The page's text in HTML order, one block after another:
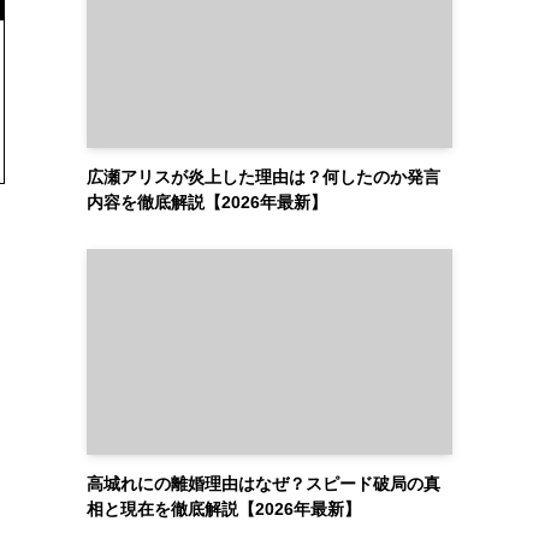
広瀬アリスが炎上した理由は？何したのか発言
内容を徹底解説【2026年最新】
高城れにの離婚理由はなぜ？スピード破局の真
相と現在を徹底解説【2026年最新】